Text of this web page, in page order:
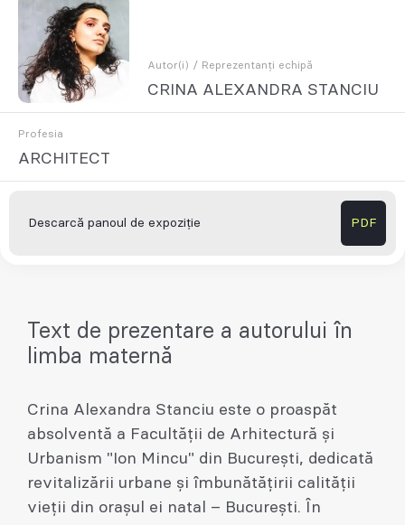
Autor(i) / Reprezentanți echipă
CRINA ALEXANDRA STANCIU
Profesia
ARCHITECT
Descarcă panoul de expoziție PDF
Text de prezentare a autorului în
limba maternă
Crina Alexandra Stanciu este o proaspăt
absolventă a Facultății de Arhitectură și
Urbanism "Ion Mincu" din București, dedicată
revitalizării urbane și îmbunătățirii calității
vieții din orașul ei natal – București. În